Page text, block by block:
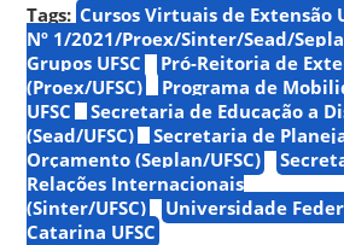
Tags: Cursos Virtuais de Extensão
Nº 1/2021/Proex/Sinter/Sead/
Grupos UFSC
Pró-Reitoria de
(Proex/UFSC)
Programa de
UFSC
Secretaria de Educação a
(Sead/UFSC)
Secretaria de
Orçamento (Seplan/UFSC)
Relações Internacionais
(Sinter/UFSC)
Universidade
Catarina UFSC